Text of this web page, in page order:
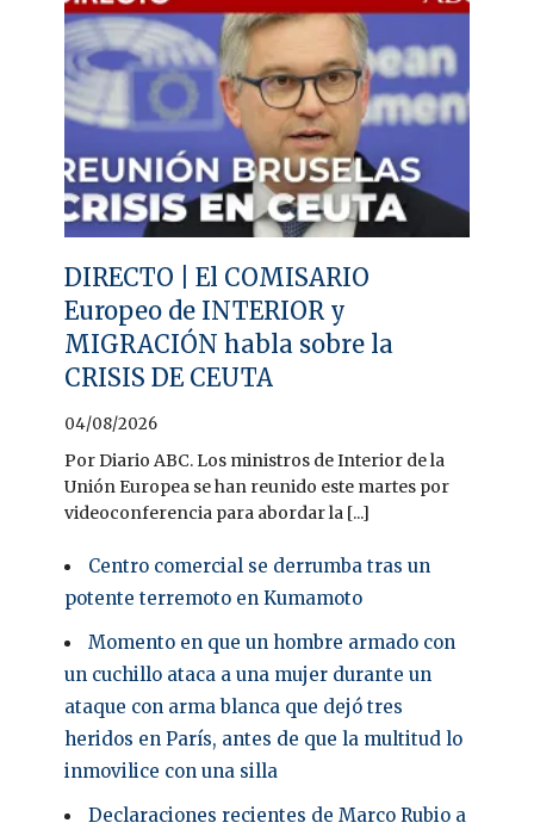
DIRECTO | El COMISARIO
Europeo de INTERIOR y
MIGRACIÓN habla sobre la
CRISIS DE CEUTA
04/08/2026
Por Diario ABC. Los ministros de Interior de la
Unión Europea se han reunido este martes por
videoconferencia para abordar la [...]
Centro comercial se derrumba tras un
potente terremoto en Kumamoto
Momento en que un hombre armado con
un cuchillo ataca a una mujer durante un
ataque con arma blanca que dejó tres
heridos en París, antes de que la multitud lo
inmovilice con una silla
Declaraciones recientes de Marco Rubio a